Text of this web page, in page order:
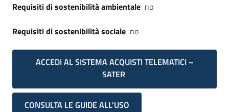
Requisiti di sostenibilità ambientale no
Requisiti di sostenibilità sociale no
ACCEDI AL SISTEMA ACQUISTI TELEMATICI –
SATER
CONSULTA LE GUIDE ALL'USO